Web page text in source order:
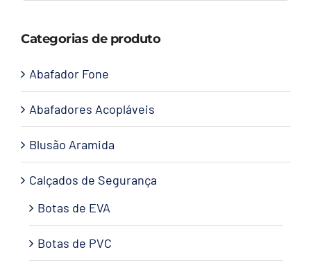
Categorias de produto
Abafador Fone
Abafadores Acopláveis
Blusão Aramida
Calçados de Segurança
Botas de EVA
Botas de PVC